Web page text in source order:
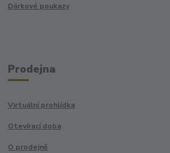
Dárkové poukazy
Prodejna
Virtuální prohlídka
Otevírací doba
O prodejně